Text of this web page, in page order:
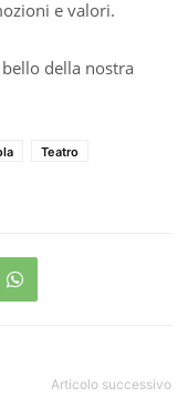
e valori.
della nostra
Teatro
Articolo successivo